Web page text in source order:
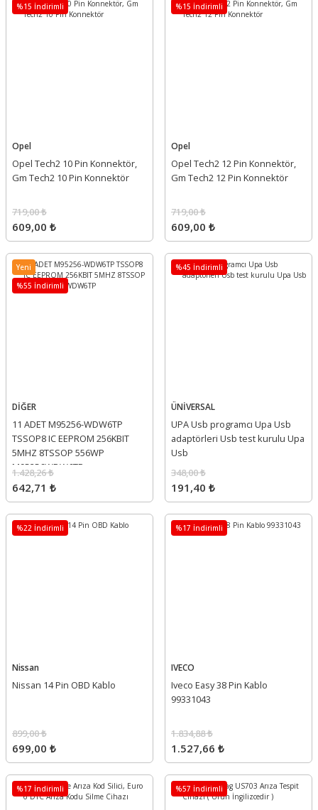
%15 İndirimli
Opel
Opel Tech2 10 Pin Konnektör,
Gm Tech2 10 Pin Konnektör
609,00 ₺
719,00 ₺
%15 İndirimli
Opel
Opel Tech2 12 Pin Konnektör,
Gm Tech2 12 Pin Konnektör
609,00 ₺
719,00 ₺
Yeni
%55 İndirimli
DİĞER
11 ADET M95256-WDW6TP
TSSOP8 IC EEPROM 256KBIT
5MHZ 8TSSOP 556WP
M95256WDW6TP
642,71 ₺
1.428,26 ₺
%45 İndirimli
ÜNİVERSAL
UPA Usb programcı Upa Usb
adaptörleri Usb test kurulu Upa
Usb
191,40 ₺
348,00 ₺
%22 İndirimli
Nissan
Nissan 14 Pin OBD Kablo
699,00 ₺
899,00 ₺
%17 İndirimli
IVECO
Iveco Easy 38 Pin Kablo
99331043
1.527,66 ₺
1.834,88 ₺
%17 İndirimli %57 İndirimli